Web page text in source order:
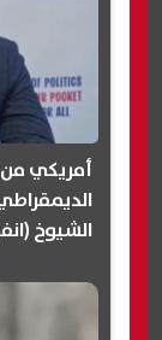
أمريكي من
الشيوخ